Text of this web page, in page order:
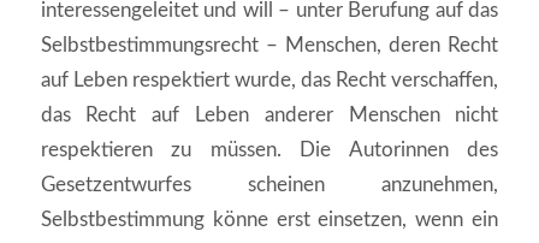
interessengeleitet und will – unter Berufung auf das
Selbstbestimmungsrecht – Menschen, deren Recht
auf Leben respektiert wurde, das Recht verschaffen,
das Recht auf Leben anderer Menschen nicht
respektieren zu müssen. Die Autorinnen des
Gesetzentwurfes scheinen anzunehmen,
Selbstbestimmung könne erst einsetzen, wenn ein